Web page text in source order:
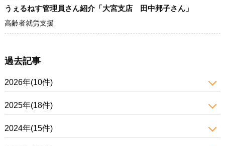
うぇるねす管理員さん紹介「大宮支店 田中邦子さん」
高齢者就労支援
過去記事
2026年(10件)
2025年(18件)
2024年(15件)